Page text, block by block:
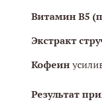
Витамин В5
Экстракт
Кофеин
Результат